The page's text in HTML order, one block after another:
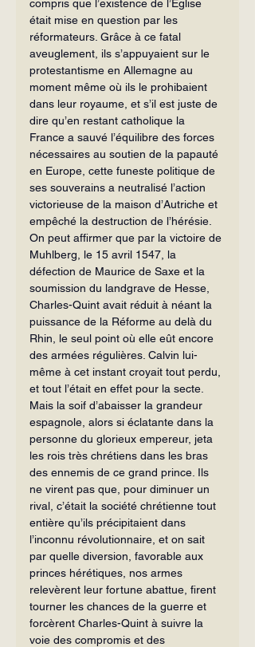
compris que l’existence de l’Église
était mise en question par les
réformateurs. Grâce à ce fatal
aveuglement, ils s’appuyaient sur le
protestantisme en Allemagne au
moment même où ils le prohibaient
dans leur royaume, et s’il est juste de
dire qu’en restant catholique la
France a sauvé l’équilibre des forces
nécessaires au soutien de la papauté
en Europe, cette funeste politique de
ses souverains a neutralisé l’action
victorieuse de la maison d’Autriche et
empêché la destruction de l’hérésie.
On peut affirmer que par la victoire de
Muhlberg, le 15 avril 1547, la
défection de Maurice de Saxe et la
soumission du landgrave de Hesse,
Charles-Quint avait réduit à néant la
puissance de la Réforme au delà du
Rhin, le seul point où elle eût encore
des armées régulières. Calvin lui-
même à cet instant croyait tout perdu,
et tout l’était en effet pour la secte.
Mais la soif d’abaisser la grandeur
espagnole, alors si éclatante dans la
personne du glorieux empereur, jeta
les rois très chrétiens dans les bras
des ennemis de ce grand prince. Ils
ne virent pas que, pour diminuer un
rival, c’était la société chrétienne tout
entière qu’ils précipitaient dans
l’inconnu révolutionnaire, et on sait
par quelle diversion, favorable aux
princes hérétiques, nos armes
relevèrent leur fortune abattue, firent
tourner les chances de la guerre et
forcèrent Charles-Quint à suivre la
voie des compromis et des